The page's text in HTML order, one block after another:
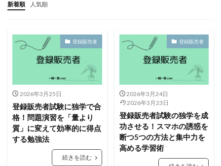
新着順 人気順
登録販売者
2026年3月25日
登録販売者試験に独学で合
格！問題演習を「量より
質」に変えて効率的に得点
する勉強法
続きを読む
登録販売者
2026年3月24日
2026年3月23日
登録販売者試験の独学を成
功させる！スマホの誘惑を
断つ5つの方法と集中力を
高める学習術